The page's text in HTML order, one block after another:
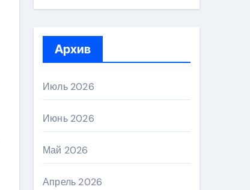
Архив
Июль 2026
Июнь 2026
Май 2026
Апрель 2026